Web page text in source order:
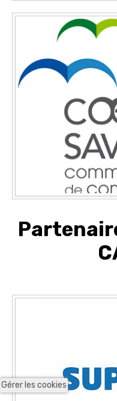
Gérer les cookies